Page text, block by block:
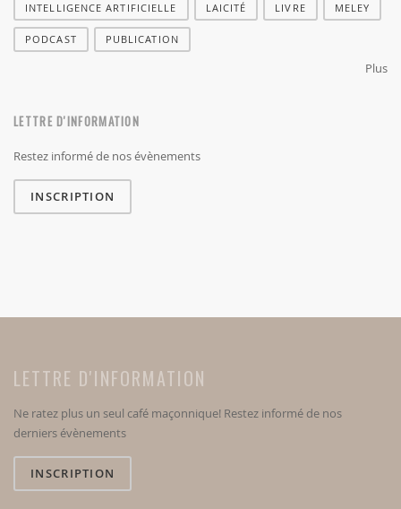
INTELLIGENCE ARTIFICIELLE LAICITÉ LIVRE MELEY
PODCAST PUBLICATION
Plus
LETTRE D'INFORMATION
Restez informé de nos évènements
INSCRIPTION
LETTRE D'INFORMATION
Ne ratez plus un seul café maçonnique! Restez informé de nos
derniers évènements
INSCRIPTION